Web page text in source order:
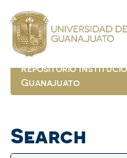
navigation
Repositorio
Guanajuato
Search